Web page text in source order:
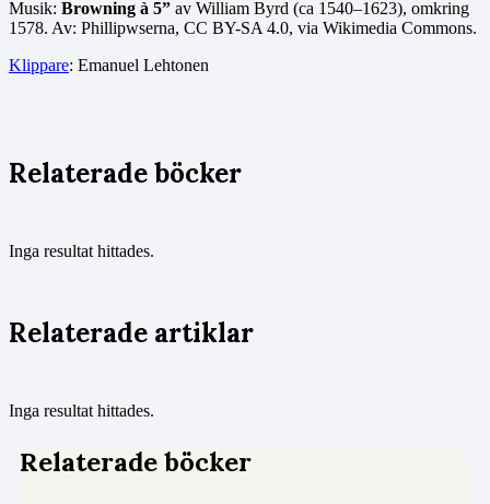
Musik: Browning à 5” av William Byrd (ca 1540–1623), omkring
1578. Av: Phillipwserna, CC BY-SA 4.0, via Wikimedia Commons.
Klippare: Emanuel Lehtonen
Relaterade böcker
Inga resultat hittades.
Relaterade artiklar
Inga resultat hittades.
Relaterade böcker